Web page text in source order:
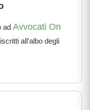
ad Avvocati On
all'albo degli